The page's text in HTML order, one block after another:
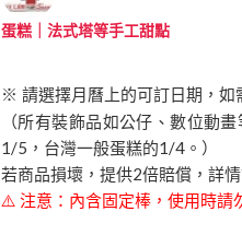
蛋糕｜法式塔等手工甜點
※ 請選擇月曆上的可訂日期，如
（所有裝飾品如公仔、數位動
1/5，台灣一般蛋糕的1/4。）
若商品損壞，提供2倍賠償，詳
⚠️ 注意：內含固定棒，使用時請